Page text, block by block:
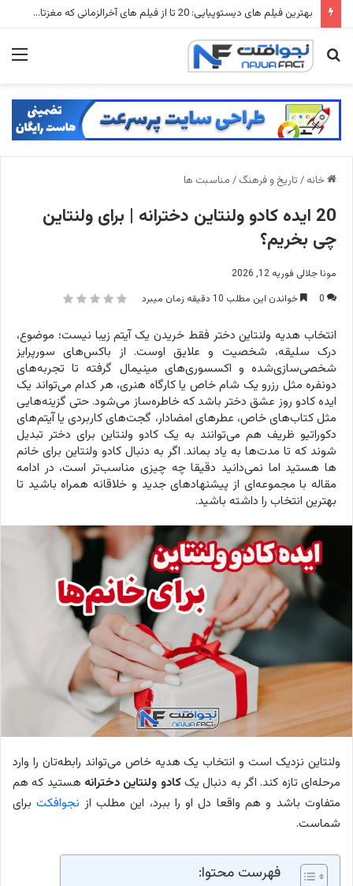
شهرهای متروکه جهان: ۱۵ شهر ارواح که زمانی میلیون ها نفر در آنها زندگی می کردند
جستجو
برای
خانه / تاریخ و فرهنگ / مناسبت ها
20 ایده کادو ولنتاین دخترانه | برای ولنتاین
چی بخریم؟
مونا جلالی فوریه 12, 2026
0
خواندن این مطلب 10 دقیقه زمان میبرد
انتخاب هدیه ولنتاین دختر فقط خریدن یک آیتم زیبا نیست؛ موضوع،
درک سلیقه، شخصیت و علایق اوست. از باکس‌های سورپرایز
شخصی‌سازی‌شده و اکسسوری‌های مینیمال گرفته تا تجربه‌های
دونفره مثل رزرو یک شام خاص یا کارگاه هنری، هر کدام می‌تواند یک
ایده کادو روز عشق دختر باشد که خاطره‌ساز می‌شود. حتی گزینه‌هایی
مثل کتاب‌های خاص، عطرهای امضادار، گجت‌های کاربردی یا آیتم‌های
دکوراتیو ظریف هم می‌توانند به یک کادو ولنتاین برای دختر تبدیل
شوند که تا مدت‌ها به یاد بماند. اگر به دنبال کادو ولنتاین برای خانم
ها هستید اما نمی‌دانید دقیقا چه چیزی مناسب‌تر است، در ادامه
مقاله با مجموعه‌ای از پیشنهادهای جدید و خلاقانه همراه باشید تا
بهترین انتخاب را داشته باشید.
ولنتاین نزدیک است و انتخاب یک هدیه خاص می‌تواند رابطه‌تان را وارد
مرحله‌ای تازه کند. اگر به دنبال یککادو ولنتاین دخترانه هستید که هم
متفاوت باشد و هم واقعا دل او را ببرد، این مطلب از نجوافکتبرای
شماست.
فهرست محتوا: